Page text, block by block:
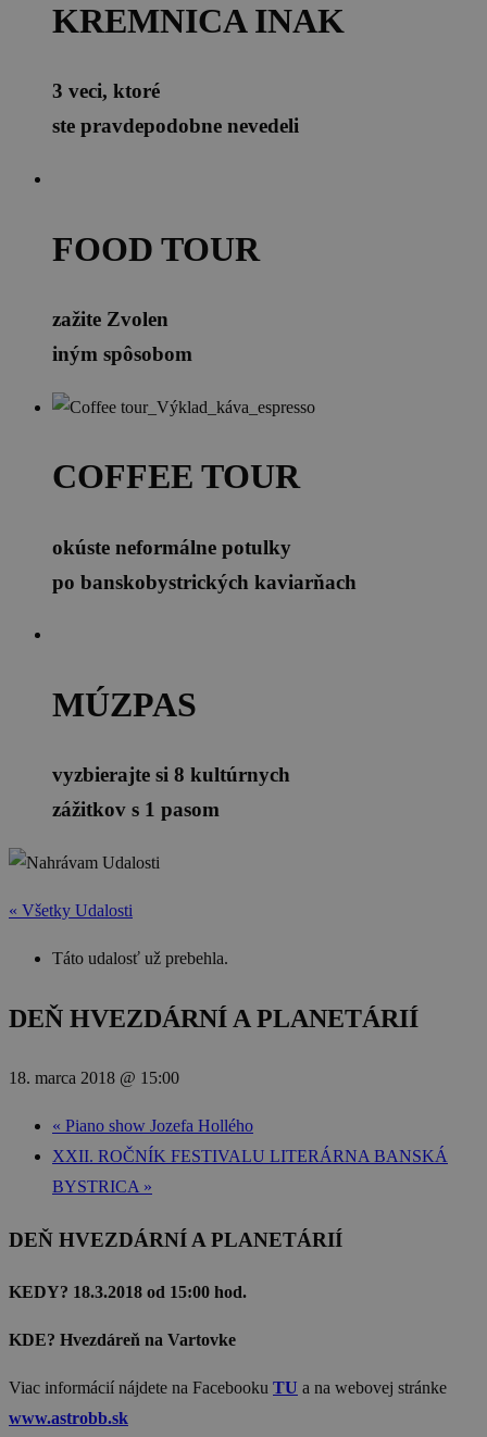
KREMNICA INAK
3 veci, ktoré
ste pravdepodobne nevedeli
FOOD TOUR
zažite Zvolen
iným spôsobom
COFFEE TOUR
okúste neformálne potulky
po banskobystrických kaviarňach
MÚZPAS
vyzbierajte si 8 kultúrnych
zážitkov s 1 pasom
« Všetky Udalosti
Táto udalosť už prebehla.
DEŇ HVEZDÁRNÍ A PLANETÁRIÍ
18. marca 2018 @ 15:00
« Piano show Jozefa Hollého
XXII. ROČNÍK FESTIVALU LITERÁRNA BANSKÁ
BYSTRICA »
DEŇ HVEZDÁRNÍ A PLANETÁRIÍ
KEDY? 18.3.2018 od 15:00 hod.
KDE? Hvezdáreň na Vartovke
Viac informácií nájdete na Facebooku TU a na webovej stránke
www.astrobb.sk